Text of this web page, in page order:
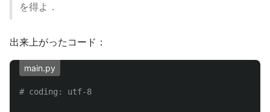
を得よ．
出来上がったコード：
main.py